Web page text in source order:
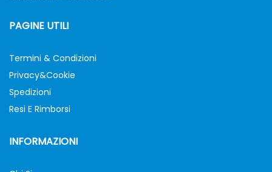
PAGINE UTILI
Termini & Condizioni
Privacy&Cookie
Spedizioni
Resi E Rimborsi
INFORMAZIONI